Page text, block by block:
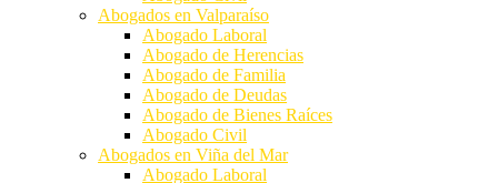
Abogados en Valparaíso
Abogado Laboral
Abogado de Herencias
Abogado de Familia
Abogado de Deudas
Abogado de Bienes Raíces
Abogado Civil
Abogados en Viña del Mar
Abogado Laboral